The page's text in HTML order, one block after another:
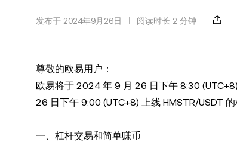
发布于 2024年9月26日 阅读时长 2 分钟
尊敬的欧易用户：
欧易将于 2024 年 9 月 26 日下午 8:30
26 日下午 9:00 (UTC+8) 上线 HMSTR/USDT
一、杠杆交易和简单赚币